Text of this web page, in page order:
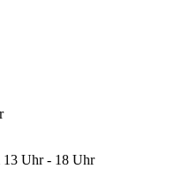
Uhr - 18 Uhr